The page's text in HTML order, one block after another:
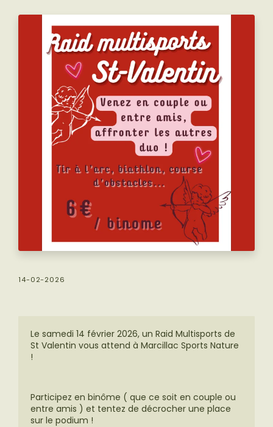
14-02-2026
Le samedi 14 février 2026, un Raid Multisports de
St Valentin vous attend à Marcillac Sports Nature
!
Participez en binôme ( que ce soit en couple ou
entre amis ) et tentez de décrocher une place
sur le podium !